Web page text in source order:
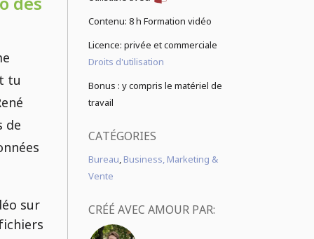
tu
de
sur
Contenu:8 h Formation vidéo
Licence: privée et commerciale
Droits d'utilisation
Bonus : y compris le matériel de
travail
CATÉGORIES
Bureau, Business, Marketing &
Vente
CRÉÉ AVEC AMOUR PAR: